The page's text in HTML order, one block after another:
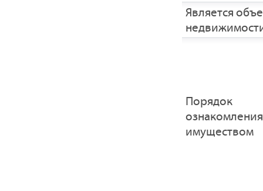
Является
Порядок
имуществом